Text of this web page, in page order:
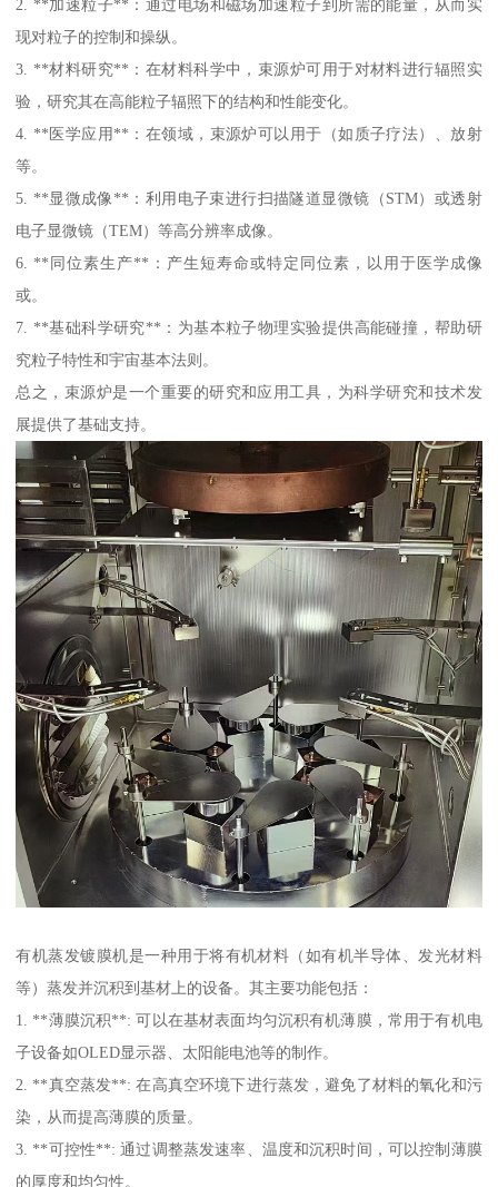
2. **加速粒子**：通过电场和磁场加速粒子到所需的能量，从而实
现对粒子的控制和操纵。
3. **材料研究**：在材料科学中，束源炉可用于对材料进行辐照实
验，研究其在高能粒子辐照下的结构和性能变化。
4. **医学应用**：在领域，束源炉可以用于（如质子疗法）、放射
等。
5. **显微成像**：利用电子束进行扫描隧道显微镜（STM）或透射
电子显微镜（TEM）等高分辨率成像。
6. **同位素生产**：产生短寿命或特定同位素，以用于医学成像
或。
7. **基础科学研究**：为基本粒子物理实验提供高能碰撞，帮助研
究粒子特性和宇宙基本法则。
总之，束源炉是一个重要的研究和应用工具，为科学研究和技术发
展提供了基础支持。
有机蒸发镀膜机是一种用于将有机材料（如有机半导体、发光材料
等）蒸发并沉积到基材上的设备。其主要功能包括：
1. **薄膜沉积**: 可以在基材表面均匀沉积有机薄膜，常用于有机电
子设备如OLED显示器、太阳能电池等的制作。
2. **真空蒸发**: 在高真空环境下进行蒸发，避免了材料的氧化和污
染，从而提高薄膜的质量。
3. **可控性**: 通过调整蒸发速率、温度和沉积时间，可以控制薄膜
的厚度和均匀性。